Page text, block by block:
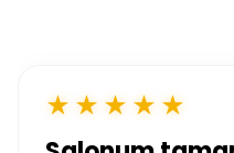
★★★★★